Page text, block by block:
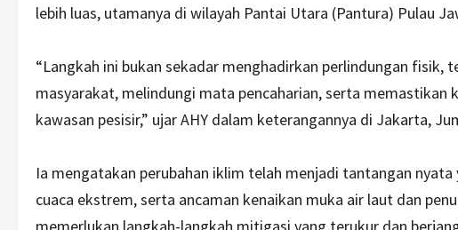
lebih luas, utamanya di wilayah Pantai Utara (Pantura) Pulau
“Langkah ini bukan sekadar menghadirkan perlindungan fisik,
masyarakat, melindungi mata pencaharian, serta
kawasan pesisir,” ujar AHY dalam keterangannya di Jakarta,
Ia mengatakan perubahan iklim telah menjadi tantangan
cuaca ekstrem, serta ancaman kenaikan muka air laut dan